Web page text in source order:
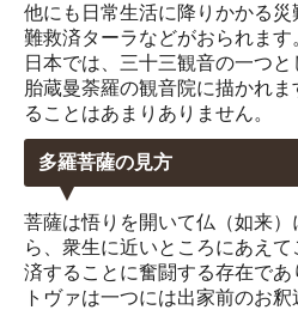
他にも日常生活に降りかかる
難救済ターラなどがおられます
日本では、三十三観音の一つと
胎蔵曼荼羅の観音院に描かれ
ることはあまりありません。
多羅菩薩の見方
菩薩は悟りを開いて仏（如来
ら、衆生に近いところにあえ
済することに奮闘する存在で
トヴァは一つには出家前のお